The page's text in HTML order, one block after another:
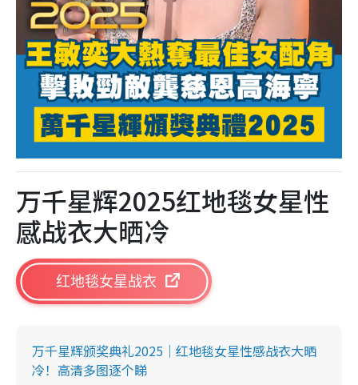
万千星辉2025红地毯女星性
感战衣大晒冷
红地毯女星战衣
万千星辉颁奖典礼2025｜红地毯女星性感战衣大晒
冷！高清多图逐个睇